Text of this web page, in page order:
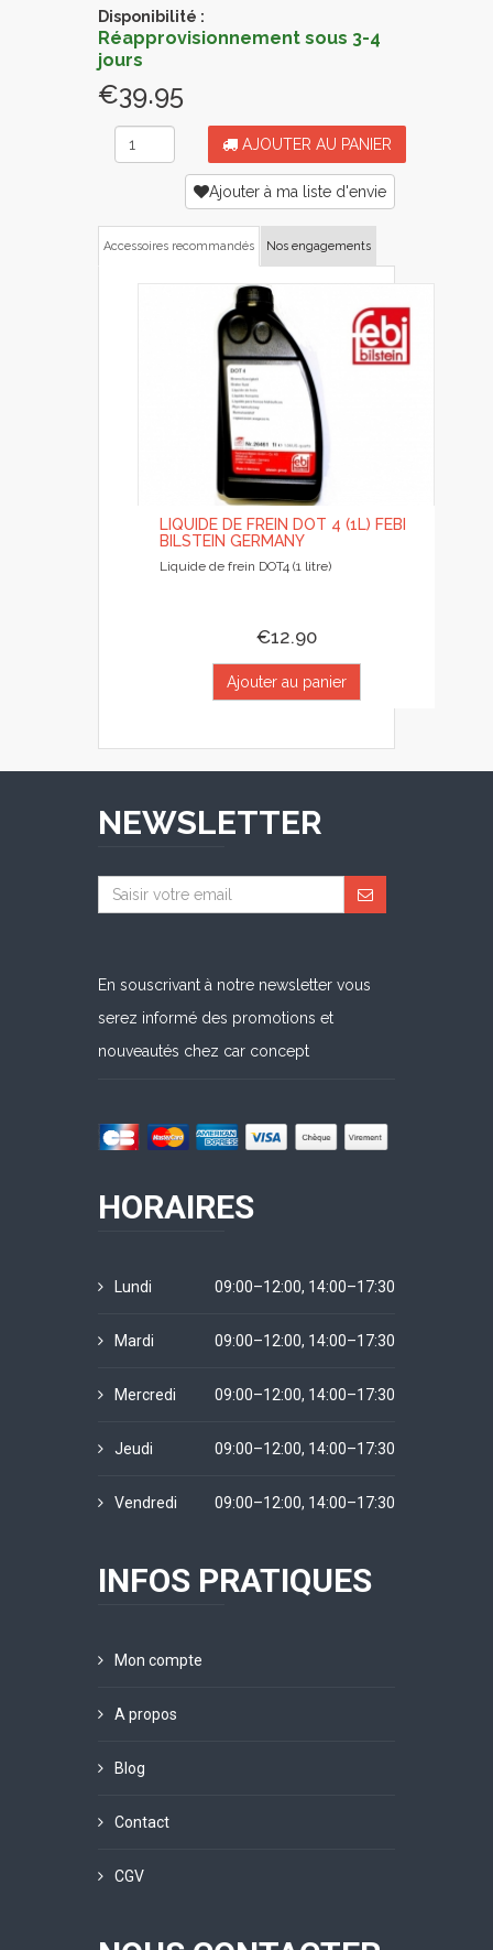
Disponibilité :
Réapprovisionnement sous 3-4
jours
€39.95
AJOUTER AU PANIER
Ajouter à ma liste d'envie
Accessoires recommandés Nos engagements
LIQUIDE DE FREIN DOT 4 (1L) FEBI
BILSTEIN GERMANY
Liquide de frein DOT4 (1 litre)
€12.90
Ajouter au panier
NEWSLETTER
En souscrivant à notre newsletter vous
serez informé des promotions et
nouveautés chez car concept
HORAIRES
Lundi 09:00–12:00, 14:00–17:30
Mardi 09:00–12:00, 14:00–17:30
Mercredi 09:00–12:00, 14:00–17:30
Jeudi 09:00–12:00, 14:00–17:30
Vendredi 09:00–12:00, 14:00–17:30
INFOS PRATIQUES
Mon compte
A propos
Blog
Contact
CGV